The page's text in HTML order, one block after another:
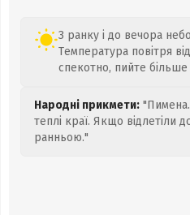
З ранку і до вечора
Температура повітря
спекотно, пийте більше
Народні прикмети:
теплі краї. Якщо відлетіли
ранньою."